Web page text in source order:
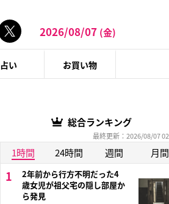
2026/08/07 (金)
占い お買い物
総合ランキング
最終更新：2026/08/07
1時間 24時間 週間 月間
2年前から行方不明だった4
歳女児が祖父宅の隠し部屋か
ら発見